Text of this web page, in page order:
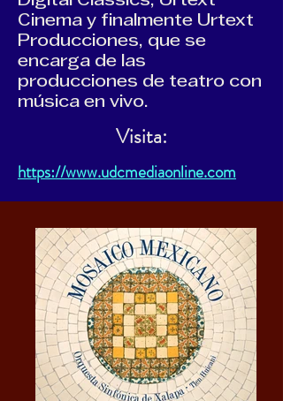
Cinema y finalmente Urtext
Producciones, que se
encarga de las
producciones de teatro con
música en vivo.
Visita:
https://www.udcmediaonline.com